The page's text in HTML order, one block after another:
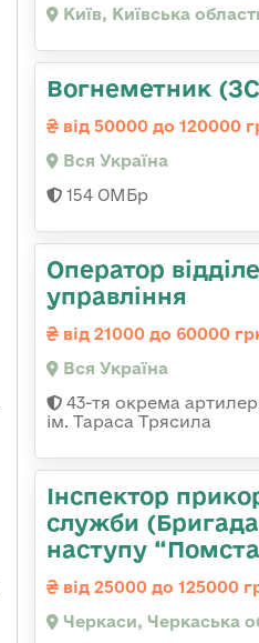
Київ, Київська
Вогнеметник
від 50000 до 120000
Вся Україна
154 ОМБр
Оператор
управління
від 21000 до 60000
Вся Україна
43-тя окрема
ім. Тараса Трясила
Інспектор
служби (Бригада
наступу
від 25000 до 125000
Черкаси, Черкаська